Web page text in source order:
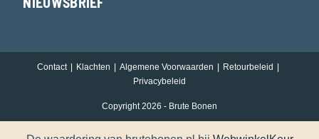
Contact Klachten Algemene Voorwaarden
Retourbeleid
Privacybeleid
Copyright 2026 - Brute Bonen